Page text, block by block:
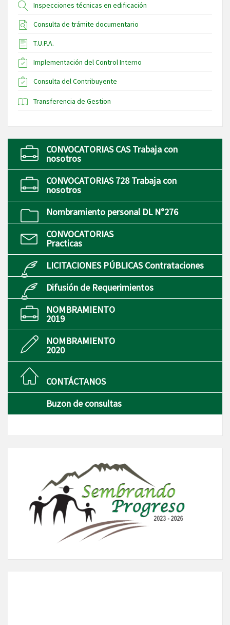
Inspecciones técnicas en edificación
Consulta de trámite documentario
T.U.P.A.
Implementación del Control Interno
Consulta del Contribuyente
Transferencia de Gestion
CONVOCATORIAS CAS Trabaja con
nosotros
CONVOCATORIAS 728 Trabaja con
nosotros
Nombramiento personal DL N°276
CONVOCATORIAS
Practicas
LICITACIONES PÚBLICAS Contrataciones
Difusión de Requerimientos
NOMBRAMIENTO
2019
NOMBRAMIENTO
2020
CONTÁCTANOS
Buzon de consultas